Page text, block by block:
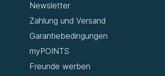
Newsletter
Zahlung und Versand
Garantiebedingungen
myPOINTS
Freunde werben